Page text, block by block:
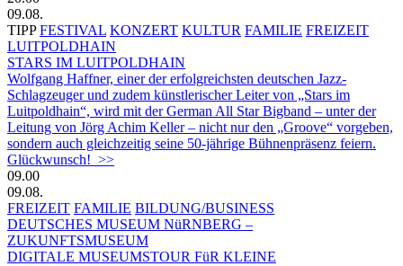
09.08.
TIPP FESTIVAL KONZERT KULTUR FAMILIE FREIZEIT
LUITPOLDHAIN
STARS IM LUITPOLDHAIN
Wolfgang Haffner, einer der erfolgreichsten deutschen Jazz-
Schlagzeuger und zudem künstlerischer Leiter von „Stars im
Luitpoldhain“, wird mit der German All Star Bigband – unter der
Leitung von Jörg Achim Keller – nicht nur den „Groove“ vorgeben,
sondern auch gleichzeitig seine 50-jährige Bühnenpräsenz feiern.
Glückwunsch! >>
09.00
09.08.
FREIZEIT FAMILIE BILDUNG/BUSINESS
DEUTSCHES MUSEUM NüRNBERG –
ZUKUNFTSMUSEUM
DIGITALE MUSEUMSTOUR FüR KLEINE